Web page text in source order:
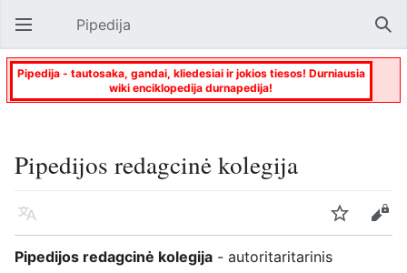
Atverti pagrindinį meniu Pipedija
Pipedija - tautosaka, gandai, kliedesiai ir jokios tiesos! Durniausia
wiki enciklopedija durnapedija!
Pipedijos redagcinė kolegija
Kalba Stebėti
Keisti
Pipedijos redagcinė kolegija - autoritaritarinis